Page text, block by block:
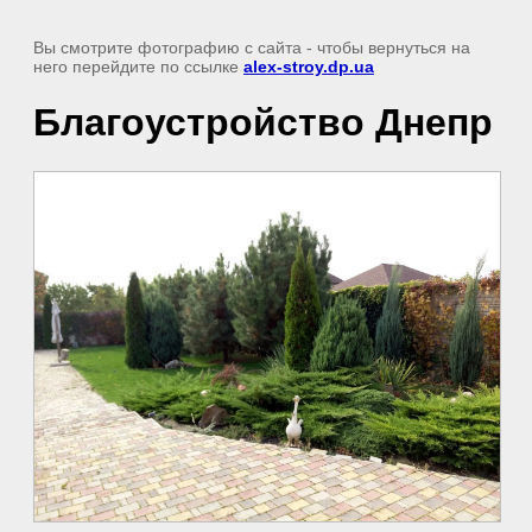
Вы смотрите фотографию с сайта - чтобы вернуться на
него перейдите по ссылке alex-stroy.dp.ua
Благоустройство Днепр